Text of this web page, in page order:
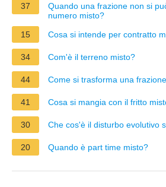
37
Quando una frazione non si
numero misto?
15
Cosa si intende per contratto
34 Com'è il terreno misto?
44 Come si trasforma una
41 Cosa si mangia con il fritto
30 Che cos'è il disturbo evolutivo
20 Quando è part time misto?